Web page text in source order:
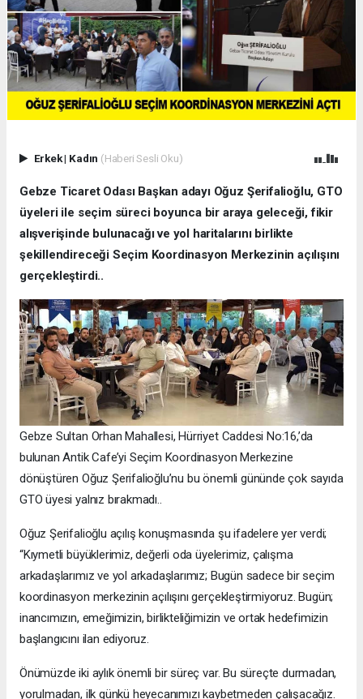
Erkek| Kadın (Haberi Sesli Oku)
Gebze Ticaret Odası Başkan adayı Oğuz Şerifalioğlu, GTO
üyeleri ile seçim süreci boyunca bir araya geleceği, fikir
alışverişinde bulunacağı ve yol haritalarını birlikte
şekillendireceği Seçim Koordinasyon Merkezinin açılışını
gerçekleştirdi..
Gebze Sultan Orhan Mahallesi, Hürriyet Caddesi No:16,’da
bulunan Antik Cafe’yi Seçim Koordinasyon Merkezine
dönüştüren Oğuz Şerifalioğlu’nu bu önemli gününde çok sayıda
GTO üyesi yalnız bırakmadı..
Oğuz Şerifalioğlu açılış konuşmasında şu ifadelere yer verdi;
“Kıymetli büyüklerimiz, değerli oda üyelerimiz, çalışma
arkadaşlarımız ve yol arkadaşlarımız; Bugün sadece bir seçim
koordinasyon merkezinin açılışını gerçekleştirmiyoruz. Bugün;
inancımızın, emeğimizin, birlikteliğimizin ve ortak hedefimizin
başlangıcını ilan ediyoruz.
Önümüzde iki aylık önemli bir süreç var. Bu süreçte durmadan,
yorulmadan, ilk günkü heyecanımızı kaybetmeden çalışacağız.